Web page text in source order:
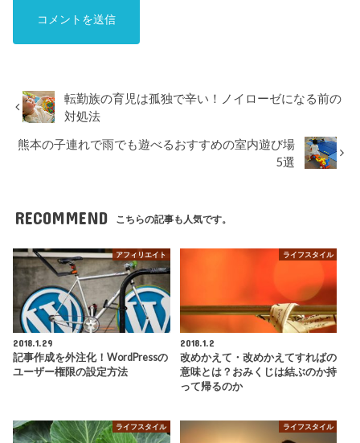
転勤族の育児は孤独で辛い！ノイローゼになる前の
対処法
熊本の子連れで雨でも遊べるおすすめの室内遊び場
5選
RECOMMEND こちらの記事も人気です。
アフィリエイト
2018.1.29
記事作成を外注化！WordPressの
ユーザー権限の設定方法
ライフスタイル
2018.1.2
改めかえて・改めかえてすればの
意味とは？おみくじは結ぶのか持
って帰るのか
ライフスタイル ライフスタイル